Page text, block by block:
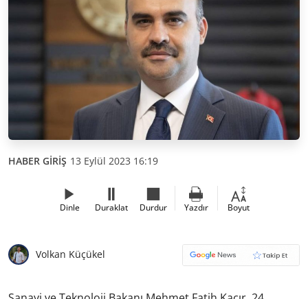
HABER GİRİŞ 13 Eylül 2023 16:19
Dinle Duraklat Durdur Yazdır Boyut
Volkan Küçükel